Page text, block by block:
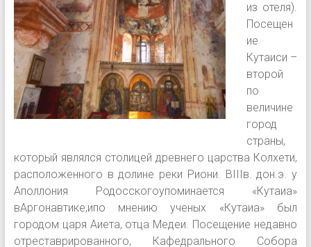
из отеля).
Посещен
ие
Кутаиси –
второй
по
величине
город
страны,
который являлся столицей древнего царства Колхети,
расположенного в долине реки Риони. ВIIIв. дон.э. у
Аполлония Родосскогоупоминается «Кутаиа»
вАргонавтике,ипо мнению ученых «Кутаиа» был
городом царя Аиета, отца Медеи. Посещение недавно
отреставрированного, Кафедрального Собора